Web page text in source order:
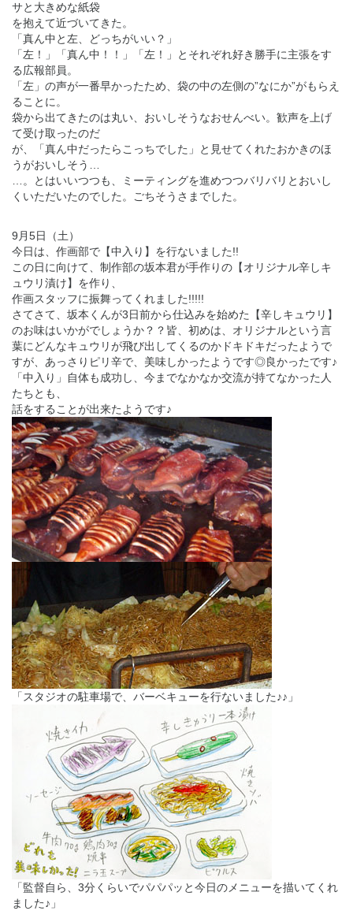
サと大きめな紙袋
を抱えて近づいてきた。
「真ん中と左、どっちがいい？」
「左！」「真ん中！！」「左！」とそれぞれ好き勝手に主張をす
る広報部員。
「左」の声が一番早かったため、袋の中の左側の”なにか”がもらえ
ることに。
袋から出てきたのは丸い、おいしそうなおせんべい。歓声を上げ
て受け取ったのだ
が、「真ん中だったらこっちでした」と見せてくれたおかきのほ
うがおいしそう…
…。とはいいつつも、ミーティングを進めつつバリバリとおいし
くいただいたのでした。ごちそうさまでした。
9月5日（土）
今日は、作画部で【中入り】を行ないました!!
この日に向けて、制作部の坂本君が手作りの【オリジナル辛しキ
ュウリ漬け】を作り、
作画スタッフに振舞ってくれました!!!!!
さてさて、坂本くんが3日前から仕込みを始めた【辛しキュウリ】
のお味はいかがでしょうか？？皆、初めは、オリジナルという言
葉にどんなキュウリが飛び出してくるのかドキドキだったようで
すが、あっさりピリ辛で、美味しかったようです◎良かったです♪
「中入り」自体も成功し、今までなかなか交流が持てなかった人
たちとも、
話をすることが出来たようです♪
「スタジオの駐車場で、バーベキューを行ないました♪♪」
「監督自ら、3分くらいでパパパッと今日のメニューを描いてくれ
ました♪」